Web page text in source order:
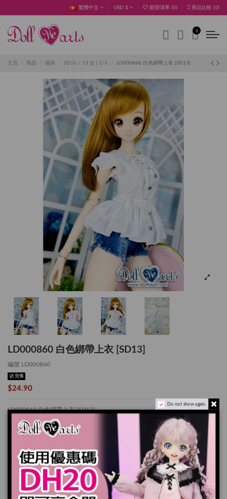
繁體中文 USD $ 願望清單 (0) 商品比較 (0)
0
主頁 商品 服裝 SD10 / 13 女│1/3 LD000860 白色綁帶上衣 [SD13]
LD000860 白色綁帶上衣 [SD13]
編號 LD000860
完售
$24.90
LD000860 白色綁帶上衣 [SD13]
* 適用於 SD13女
此套裝包括1件產品:
X 1件
*娃娃，鞋子和頭髮不包括在內
產品實際顏色可能會跟顯示器上稍有差別
Do not show again.